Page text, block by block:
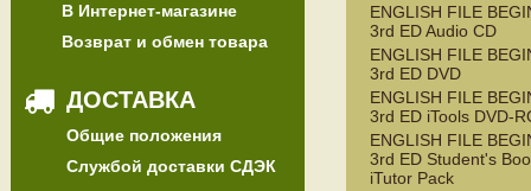
В Интернет-магазине
Возврат и обмен товара
ДОСТАВКА
Общие положения
Службой доставки СДЭК
ENGLISH FILE
3rd ED Audio CD
ENGLISH FILE
3rd ED DVD
ENGLISH FILE
3rd ED iTools DVD-
ENGLISH FILE
3rd ED Student's
iTutor Pack